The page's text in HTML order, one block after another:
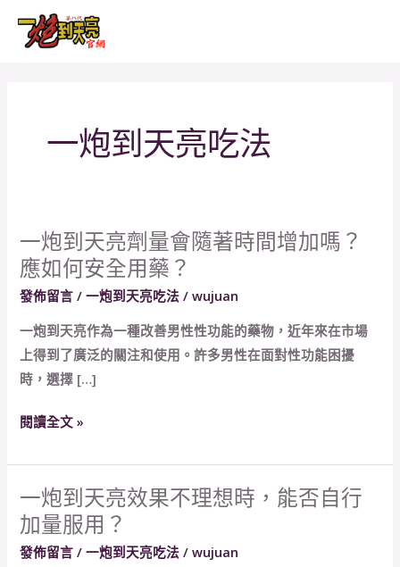
一炮到天亮吃法
一炮到天亮劑量會隨著時間增加嗎？
應如何安全用藥？
發佈留言 /一炮到天亮吃法 /wujuan
一炮到天亮作為一種改善男性性功能的藥物，近年來在市場
上得到了廣泛的關注和使用。許多男性在面對性功能困擾
時，選擇 […]
一
炮
到
亮
劑
量
隨
增
加
閱讀全文 »
一炮到天亮效果不理想時，能否自行
加量服用？
發佈留言 /一炮到天亮吃法 /wujuan
一
炮
到